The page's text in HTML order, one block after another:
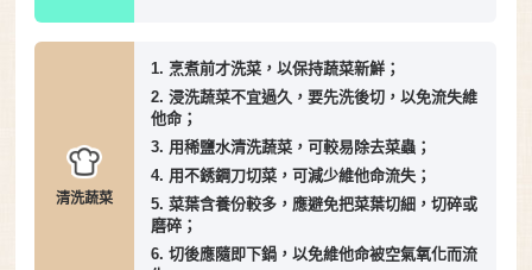
清洗蔬菜
1. 烹煮前才洗菜，以保持蔬菜新鮮；
2. 浸洗蔬菜不宜過久，要先洗後切，以免流失維
他命；
3. 用稀鹽水清洗蔬菜，可較易除去菜蟲；
4. 用不銹鋼刀切菜，可減少維他命流失；
5. 菜葉含養份較多，應避免把菜葉切細，切碎或
磨碎；
6. 切後應隨即下鍋，以免維他命被空氣氧化而流